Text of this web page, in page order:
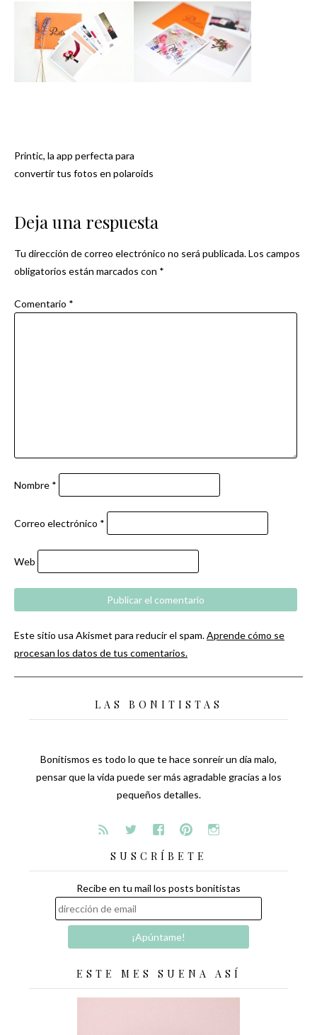
Navegación
Printic, la app perfecta para
convertir tus fotos en polaroids
Deja una respuesta
Tu dirección de correo electrónico no será publicada.Los campos
obligatorios están marcados con *
Comentario *
Nombre *
Correo electrónico *
Web
Este sitio usa Akismet para reducir el spam.Aprende cómo se
procesan los datos de tus comentarios.
LAS BONITISTAS
Bonitismos es todo lo que te hace sonreír un día malo,
pensar que la vida puede ser más agradable gracias a los
pequeños detalles.
SUSCRÍBETE
Recibe en tu mail los posts bonitistas
ESTE MES SUENA ASÍ